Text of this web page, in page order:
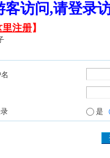
客访问,请登
里注册】
是